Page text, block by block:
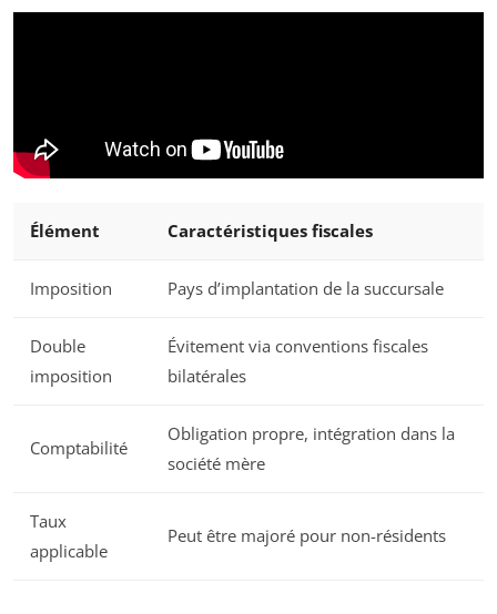
Élément Caractéristiques fiscales
Imposition Pays d’implantation de la succursale
Double
imposition
Évitement via conventions fiscales
bilatérales
Comptabilité
Obligation propre, intégration dans la
société mère
Taux
applicable
Peut être majoré pour non-résidents